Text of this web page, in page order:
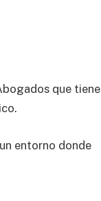
que tiene
entorno donde